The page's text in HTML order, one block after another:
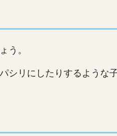
う。
リにしたりするような